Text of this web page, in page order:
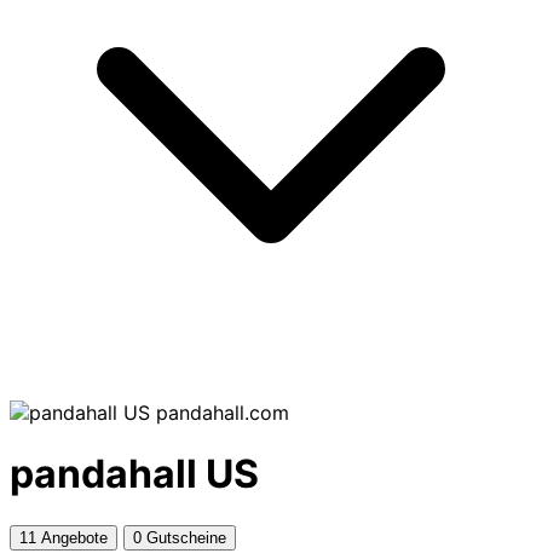
pandahall.com
pandahall US
11 Angebote 0 Gutscheine